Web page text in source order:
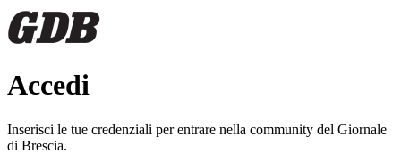
Accedi
Inserisci le tue credenziali per entrare nella community del Giornale
di Brescia.